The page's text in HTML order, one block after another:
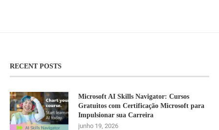
RECENT POSTS
Microsoft AI Skills Navigator: Cursos
Gratuitos com Certificação Microsoft para
Impulsionar sua Carreira
junho 19, 2026